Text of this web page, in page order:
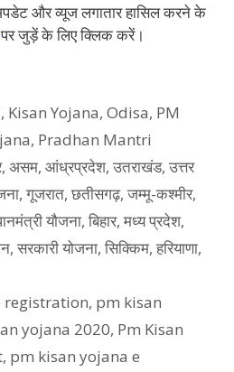
और व्‍यूज लगातार हासिल करने के
जुड़ें के ल‍िए क्‍ल‍िक करें।
, Kisan Yojana,Odisa, PM
, Pradhan Mantri
, असम, आंध्रप्रदेश, उतराखंड, उत्तर
, गूजरात, छतीसगढ़, जम्मू-कश्मीर,
यौजना, बिहार, मध्य प्रदेश,
, सरकारी योजना, सिक्किम, हरियाणा,
registration, pm kisan
yojana 2020, Pm Kisan
, pm kisan yojana e